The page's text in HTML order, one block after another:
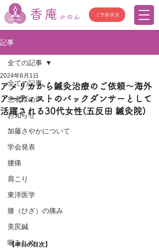
香庵 かのん ご予約状況
記事
全ての記事
患者様の声
お知らせ
加藤さやかについて
学会発表
腰痛
肩こり
東洋医学
膝（ひざ）の痛み
美尻鍼
噛みしめ
全ての記事
アメリカから鍼灸治療のご依頼～海外
アーティストのバックダンサーとして
活躍される30代女性(五反田 鍼灸院)
2024年6月1日
【本日の目次】